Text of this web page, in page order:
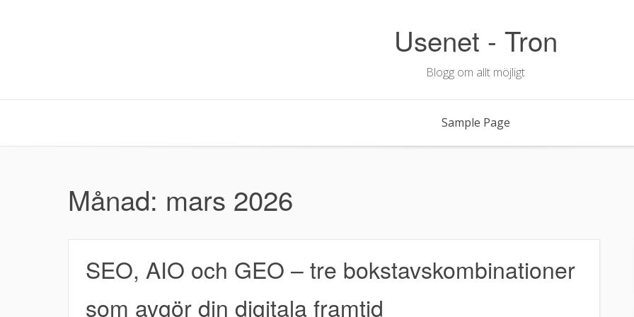
Usenet - Tron
Blogg om allt möjligt
Sample Page
Månad: mars 2026
SEO, AIO och GEO – tre bokstavskombinationer
som avgör din digitala framtid